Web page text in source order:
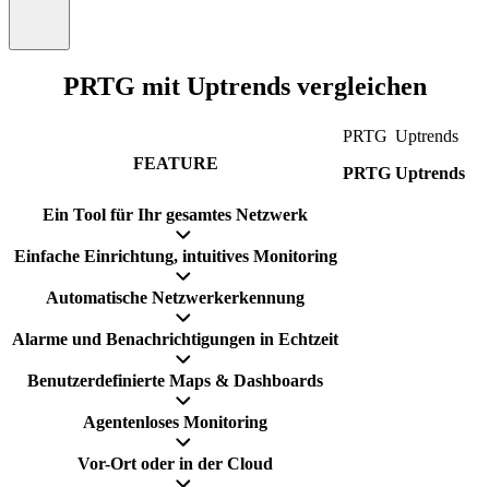
PRTG mit Uptrends vergleichen
FEATURE
PRTG
PRTG
Uptrends
Uptrends
Ein Tool für Ihr gesamtes Netzwerk
Einfache Einrichtung, intuitives Monitoring
Automatische Netzwerkerkennung
Alarme und Benachrichtigungen in Echtzeit
Benutzerdefinierte Maps & Dashboards
Agentenloses Monitoring
Vor-Ort oder in der Cloud